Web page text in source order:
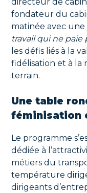
fondateur du
matinée avec
travail qui ne paie
les défis liés à la
fidélisation et à la
terrain.
Une table
féminisation
Le programme
dédiée à
métiers du
température
dirigeants